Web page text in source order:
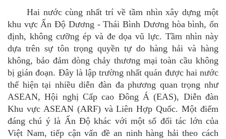
Hai nước cùng nhất trí về tầm nhìn xây dựng một
khu vực Ấn Độ Dương - Thái Bình Dương hòa bình, ổn
định, không cưỡng ép và đe dọa vũ lực. Tầm nhìn này
dựa trên sự tôn trọng quyền tự do hàng hải và hàng
không, bảo đảm dòng chảy thương mại toàn cầu không
bị gián đoạn. Đây là lập trường nhất quán được hai nước
thể hiện tại nhiều diễn đàn đa phương quan trọng như
ASEAN, Hội nghị Cấp cao Đông Á (EAS), Diễn đàn
Khu vực ASEAN (ARF) và Liên Hợp Quốc. Một điểm
đáng chú ý là Ấn Độkhác với một số đối tác lớn của
Việt Nam, tiếp cận vấn đề an ninh hàng hải theo cách